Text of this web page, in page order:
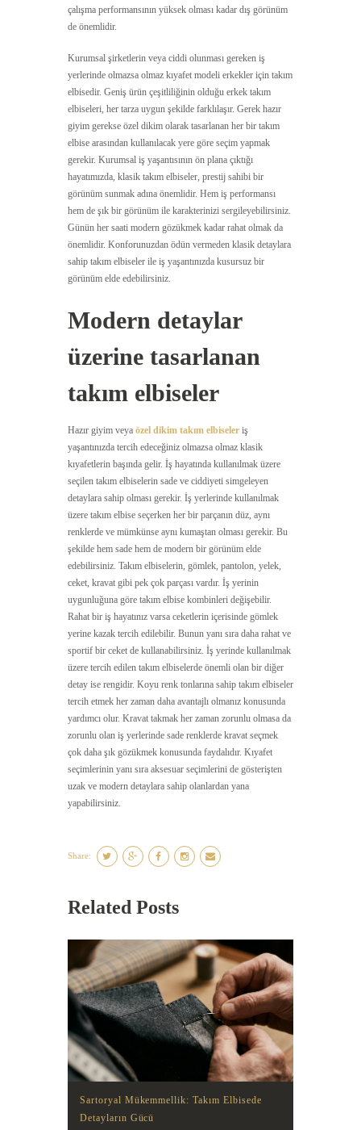
çalışma performansının yüksek olması kadar dış görünüm
de önemlidir.
Kurumsal şirketlerin veya ciddi olunması gereken iş
yerlerinde olmazsa olmaz kıyafet modeli erkekler için takım
elbisedir. Geniş ürün çeşitliliğinin olduğu erkek takım
elbiseleri, her tarza uygun şekilde farklılaşır. Gerek hazır
giyim gerekse özel dikim olarak tasarlanan her bir takım
elbise arasından kullanılacak yere göre seçim yapmak
gerekir. Kurumsal iş yaşantısının ön plana çıktığı
hayatımızda, klasik takım elbiseler, prestij sahibi bir
görünüm sunmak adına önemlidir. Hem iş performansı
hem de şık bir görünüm ile karakterinizi sergileyebilirsiniz.
Günün her saati modern gözükmek kadar rahat olmak da
önemlidir. Konforunuzdan ödün vermeden klasik detaylara
sahip takım elbiseler ile iş yaşantınızda kusursuz bir
görünüm elde edebilirsiniz.
Modern detaylar
üzerine tasarlanan
takım elbiseler
Hazır giyim veya özel dikim takım elbiseler iş
yaşantınızda tercih edeceğiniz olmazsa olmaz klasik
kıyafetlerin başında gelir. İş hayatında kullanılmak üzere
seçilen takım elbiselerin sade ve ciddiyeti simgeleyen
detaylara sahip olması gerekir. İş yerlerinde kullanılmak
üzere takım elbise seçerken her bir parçanın düz, aynı
renklerde ve mümkünse aynı kumaştan olması gerekir. Bu
şekilde hem sade hem de modern bir görünüm elde
edebilirsiniz. Takım elbiselerin, gömlek, pantolon, yelek,
ceket, kravat gibi pek çok parçası vardır. İş yerinin
uygunluğuna göre takım elbise kombinleri değişebilir.
Rahat bir iş hayatınız varsa ceketlerin içerisinde gömlek
yerine kazak tercih edilebilir. Bunun yanı sıra daha rahat ve
sportif bir ceket de kullanabilirsiniz. İş yerinde kullanılmak
üzere tercih edilen takım elbiselerde önemli olan bir diğer
detay ise rengidir. Koyu renk tonlarına sahip takım elbiseler
tercih etmek her zaman daha avantajlı olmanız konusunda
yardımcı olur. Kravat takmak her zaman zorunlu olmasa da
zorunlu olan iş yerlerinde sade renklerde kravat seçmek
çok daha şık gözükmek konusunda faydalıdır. Kıyafet
seçimlerinin yanı sıra aksesuar seçimlerini de gösterişten
uzak ve modern detaylara sahip olanlardan yana
yapabilirsiniz.
Share:
Related Posts
Sartoryal Mükemmellik: Takım Elbisede
Detayların Gücü